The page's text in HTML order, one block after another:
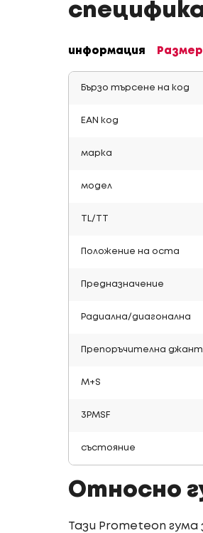
информация
Бързо търсене на код
EAN код
марка
модел
TL/TT
Положение на оста
Предназначение
Радиална/диагонална
Препоръчителна
M+S
3PMSF
състояние
Относно
Тази Prometeon